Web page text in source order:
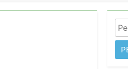
atrai novos
do Parque Mini-Europe
Vista de Bruxelas